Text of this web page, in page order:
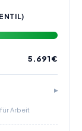
5.691€
Arbeit